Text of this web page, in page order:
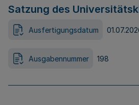
Satzung des
Ausfertigungsdatum
Ausgabennummer 198